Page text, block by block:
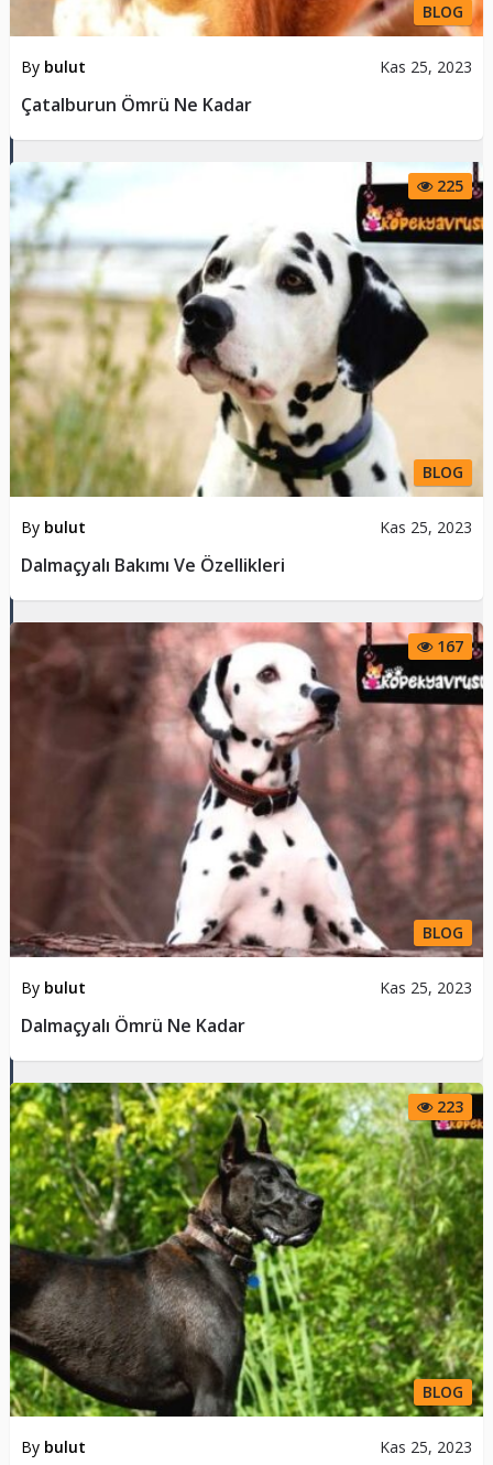
BLOG
By bulut Kas 25, 2023
Çatalburun Ömrü Ne Kadar
225
BLOG
By bulut Kas 25, 2023
Dalmaçyalı Bakımı Ve Özellikleri
167
BLOG
By bulut Kas 25, 2023
Dalmaçyalı Ömrü Ne Kadar
223
BLOG
By bulut Kas 25, 2023